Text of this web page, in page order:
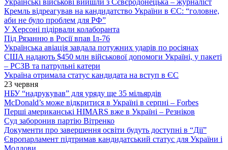
Українські військові вийшли з Сєвєродонецька – журналіст
Кремль відреагував на кандидатство України в ЄС: “головне,
аби не було проблем для РФ”
У Херсоні підірвали колаборанта
Під Рязанню в Росії впав Іл-76
Українська авіація завдала потужних ударів по росіянах
США надають $450 млн військової допомоги Україні, у пакеті
– РСЗВ та патрульні катери
Україна отримала статус кандидата на вступ в ЄС
23 червня
НБУ “надрукував” для уряду ще 35 мільярдів
McDonald’s може відкритися в Україні в серпні – Forbes
Перші американські HIMARS вже в Україні – Резніков
Суд заборонив партію Вітренко
Документи про завершення освіти будуть доступні в “Дії”
Європарламент підтримав кандидатський статус для України і